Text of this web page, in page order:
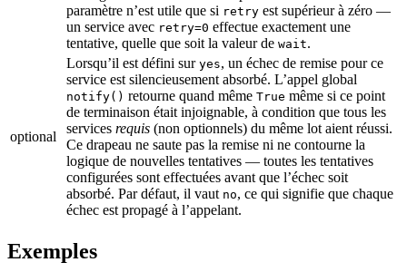
paramètre n’est utile que si retry est supérieur à zéro —
un service avec retry=0 effectue exactement une
tentative, quelle que soit la valeur de wait.
optional
Lorsqu’il est défini sur yes, un échec de remise pour ce
service est silencieusement absorbé. L’appel global
notify() retourne quand même True même si ce point
de terminaison était injoignable, à condition que tous les
services requis (non optionnels) du même lot aient réussi.
Ce drapeau ne saute pas la remise ni ne contourne la
logique de nouvelles tentatives — toutes les tentatives
configurées sont effectuées avant que l’échec soit
absorbé. Par défaut, il vaut no, ce qui signifie que chaque
échec est propagé à l’appelant.
Exemples